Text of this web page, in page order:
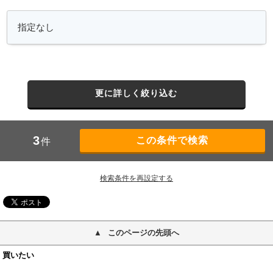
更に詳しく絞り込む
3件
検索条件を再設定する
このページの先頭へ
買いたい